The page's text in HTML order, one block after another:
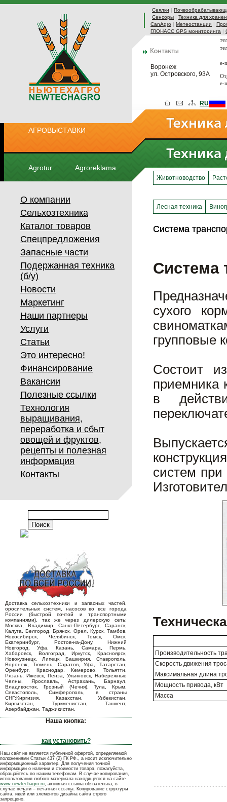
Сеялки |
Сенсоры | Техника для
CanAgro | Метеостанции |
ГЛОНАСС GPS мониторинга |
Воронеж
ул. Островского, 93А
e-
e-
АГРОВЫСТАВКИ
Agrotur Agroreklama
RU
О компании
Сельхозтехника
Каталог товаров
Спецпредложения
Запасные части
Подержанная техника
(б/у)
Новости
Маркетинг
Наши партнеры
Услуги
Статьи
Это интересно!
Финансирование
Вакансии
Полезные ссылки
Технология
выращивания,
переработка и сбыт
овощей и фруктов,
рецепты и полезная
информация
Контакты
Доставка сельхозтехники и запасных частей,
оросительных систем, насосов во все города
России (быстрой почтой и транспортными
компаниями), так же через дилерскую сеть:
Москва, Владимир, Санкт-Петербург, Саранск,
Калуга, Белгород, Брянск, Орел, Курск, Тамбов,
Новосибирск, Челябинск, Томск, Омск,
Екатеринбург, Ростов-на-Дону, Нижний
Новгород, Уфа, Казань, Самара, Пермь,
Хабаровск, Волгоград, Иркутск, Красноярск,
Новокузнецк, Липецк, Башкирия, Ставрополь,
Воронеж, Тюмень, Саратов, Уфа, Татарстан,
Оренбург, Краснодар, Кемерово, Тольятти,
Рязань, Ижевск, Пенза, Ульяновск, Набережные
Челны, Ярославль, Астрахань, Барнаул,
Владивосток, Грозный (Чечня), Тула, Крым,
Севастополь, Симферополь, в страны
СНГ:Киргизия, Казахстан, Узбекистан,
Киргизстан, Туркменистан, Ташкент,
Азербайджан, Таджикистан.
Наша кнопка:
как установить?
Наш сайт не является публичной офертой, определяемой
положениями Статьи 437 (2) ГК РФ., а носит исключительно
информационный характер. Для получения точной
информации о наличии и стоимости товара, пожалуйста,
обращайтесь по нашим телефонам. В случае копирования,
использования любого материала находящегося на сайте
www.newtechagro.ru, активная ссылка обязательна, в
случае печати – печатная ссылка. Копирование структуры
сайта, идей или элементов дизайна сайта строго
запрещено.
Животноводство
Лесная техника
Система
Система
Система
сухого
групповые
Состоит
приемника
в
систем при
Производительность
Скорость движения
Максимальная длина
Мощность привода, кВт
Масса